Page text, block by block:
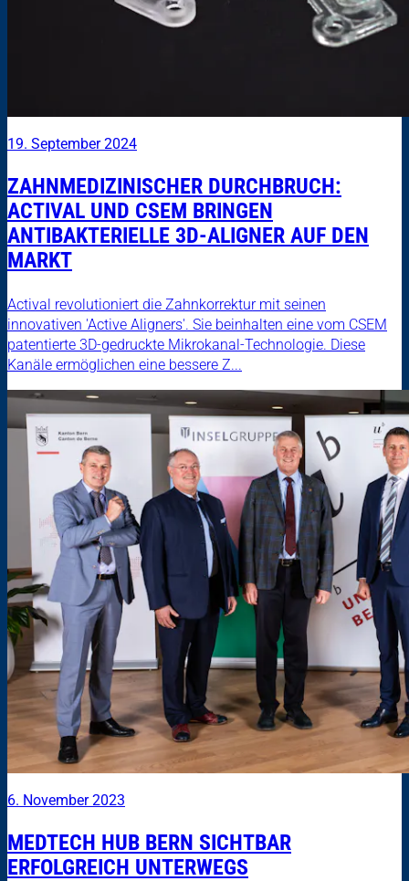
19. September 2024
ZAHNMEDIZINISCHER DURCHBRUCH:
ACTIVAL UND CSEM BRINGEN
ANTIBAKTERIELLE 3D-ALIGNER AUF DEN
MARKT
Actival revolutioniert die Zahnkorrektur mit seinen
innovativen 'Active Aligners'. Sie beinhalten eine vom CSEM
patentierte 3D-gedruckte Mikrokanal-Technologie. Diese
Kanäle ermöglichen eine bessere Z...
6. November 2023
MEDTECH HUB BERN SICHTBAR
ERFOLGREICH UNTERWEGS